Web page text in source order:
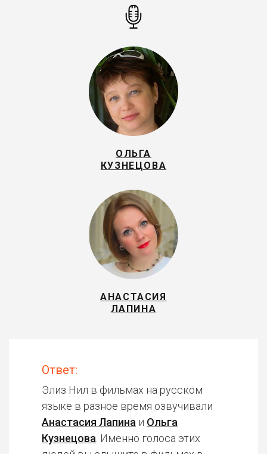
ОЛЬГА
КУЗНЕЦОВА
АНАСТАСИЯ
ЛАПИНА
Ответ:
Элиз Нил в фильмах на русском
языке в разное время озвучивали
Анастасия Лапина и Ольга
Кузнецова . Именно голоса этих